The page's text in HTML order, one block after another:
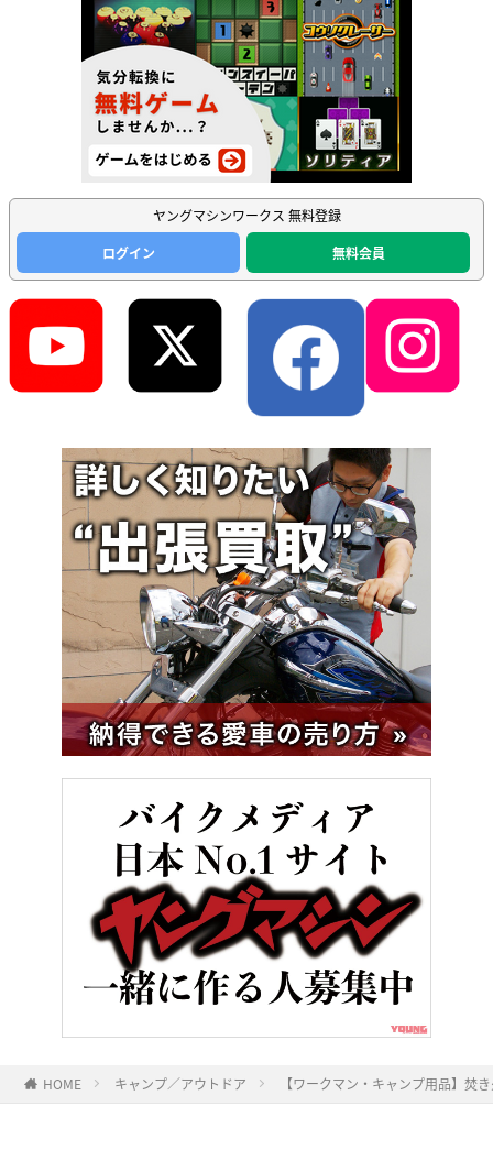
ヤングマシンワークス 無料登録
ログイン
無料会員
HOME キャンプ／アウトドア 【ワークマン・キャンプ用品】焚